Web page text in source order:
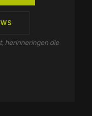
herinneringen die